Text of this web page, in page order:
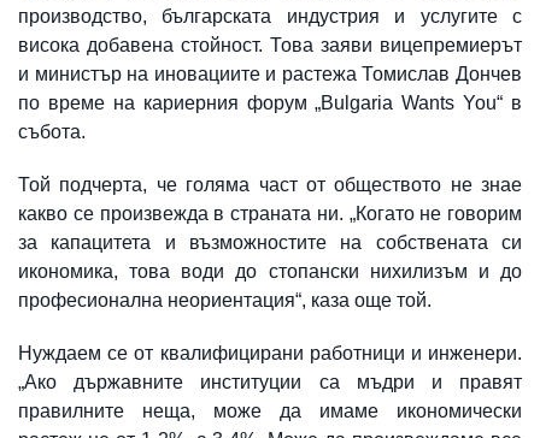
производство, българската индустрия и услугите с
висока добавена стойност. Това заяви вицепремиерът
и министър на иновациите и растежа Томислав Дончев
по време на кариерния форум „Bulgaria Wants You“ в
събота.
Той подчерта, че голяма част от обществото не знае
какво се произвежда в страната ни. „Когато не говорим
за капацитета и възможностите на собствената си
икономика, това води до стопански нихилизъм и до
професионална неориентация“, каза още той.
Нуждаем се от квалифицирани работници и инженери.
„Ако държавните институции са мъдри и правят
правилните неща, може да имаме икономически